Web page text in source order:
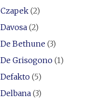
Czapek(2)
Davosa(2)
De Bethune(3)
De Grisogono(1)
Defakto(5)
Delbana(3)